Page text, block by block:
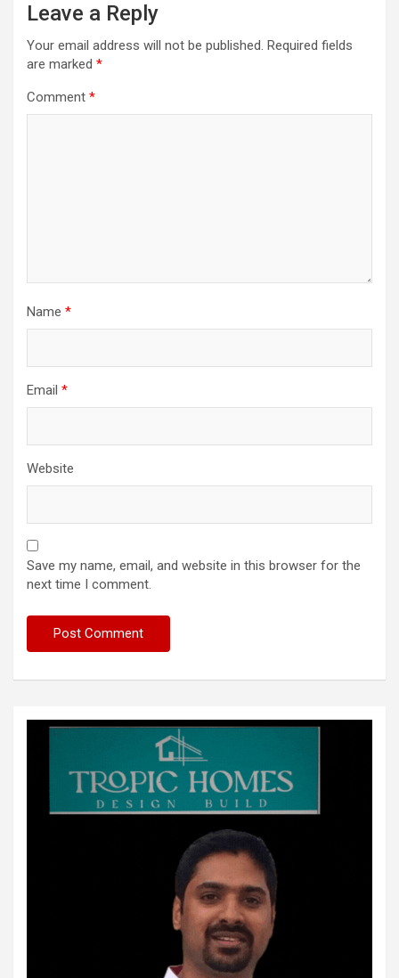
Leave a Reply
Your email address will not be published. Required fields
are marked *
Comment *
Name *
Email *
Website
Save my name, email, and website in this browser for the
next time I comment.